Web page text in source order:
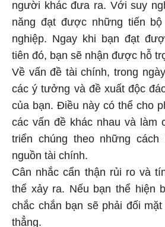
người khác đưa ra. Với suy
năng đạt được những tiến
nghiệp. Ngay khi bạn đạt
tiên đó, bạn sẽ nhận được hỗ
Về vấn đề tài chính, trong
các ý tưởng và đề xuất độc
của bạn. Điều này có thể cho
các vấn đề khác nhau và làm
triển chúng theo những
nguồn tài chính.
Cân nhắc cẩn thận rủi ro và
thể xảy ra. Nếu bạn thể hiện
chắc chắn bạn sẽ phải đối
thẳng.